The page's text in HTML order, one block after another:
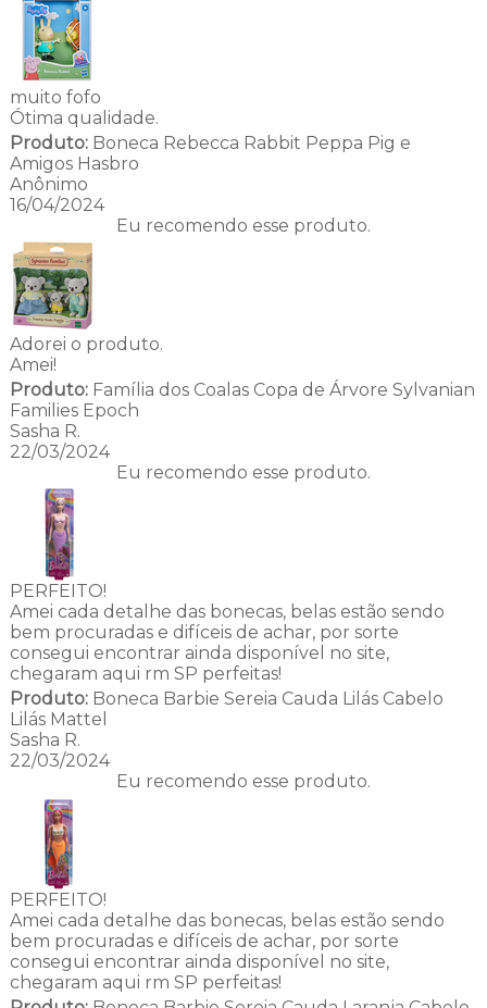
muito fofo
Ótima qualidade.
Produto:Boneca Rebecca Rabbit Peppa Pig e
Amigos Hasbro
Anônimo
16/04/2024
Eu recomendo esse produto.
Adorei o produto.
Amei!
Produto:Família dos Coalas Copa de Árvore Sylvanian
Families Epoch
Sasha R.
22/03/2024
Eu recomendo esse produto.
PERFEITO!
Amei cada detalhe das bonecas, belas estão sendo
bem procuradas e difíceis de achar, por sorte
consegui encontrar ainda disponível no site,
chegaram aqui rm SP perfeitas!
Produto:Boneca Barbie Sereia Cauda Lilás Cabelo
Lilás Mattel
Sasha R.
22/03/2024
Eu recomendo esse produto.
PERFEITO!
Amei cada detalhe das bonecas, belas estão sendo
bem procuradas e difíceis de achar, por sorte
consegui encontrar ainda disponível no site,
chegaram aqui rm SP perfeitas!